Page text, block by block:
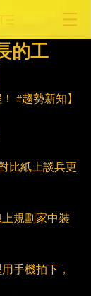
的工
#趨勢新知】
比紙上談兵更
規劃家中裝
手機拍下，